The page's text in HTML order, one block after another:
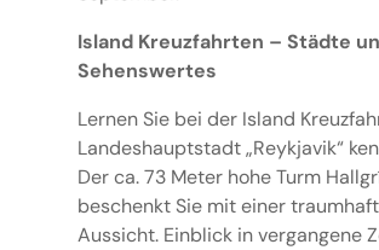
Island Kreuzfahrten – Städte
Sehenswertes
Lernen Sie bei der Island
Landeshauptstadt „Reykjavik“
Der ca. 73 Meter hohe Turm
beschenkt Sie mit einer
Aussicht. Einblick in vergangene